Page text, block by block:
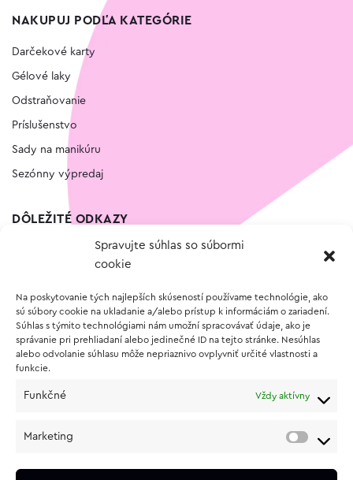
Spravujte súhlas so súbormi
cookie
Na poskytovanie tých najlepších skúseností používame technológie, ako
sú súbory cookie na ukladanie a/alebo prístup k informáciám o zariadení.
Súhlas s týmito technológiami nám umožní spracovávať údaje, ako je
správanie pri prehliadaní alebo jedinečné ID na tejto stránke. Nesúhlas
alebo odvolanie súhlasu môže nepriaznivo ovplyvniť určité vlastnosti a
funkcie.
Funkčné Vždy aktívny
Marketing
NAKUPUJ PODĽA KATEGÓRIE
Darčekové karty
Gélové laky
Odstraňovanie
Príslušenstvo
Sady na manikúru
Sezónny výpredaj
DÔLEŽITÉ ODKAZY
Vernostný program
O NÁKUPE
Vrátenie a reklamácia tovaru